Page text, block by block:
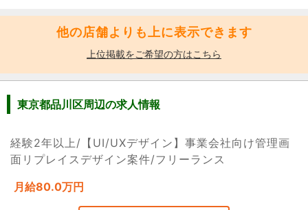
他の店舗よりも上に表示できます
上位掲載をご希望の方はこちら
東京都品川区周辺の求人情報
経験2年以上/【UI/UXデザイン】事業会社向け管理画
面リプレイスデザイン案件/フリーランス
月給80.0万円